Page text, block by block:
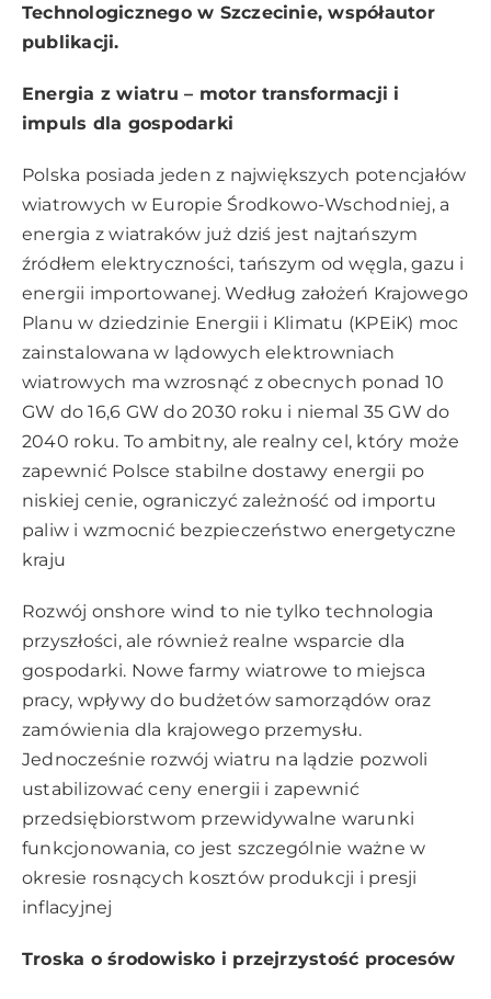
Technologicznego w Szczecinie, współautor
publikacji.
Energia z wiatru – motor transformacji i
impuls dla gospodarki
Polska posiada jeden z największych potencjałów
wiatrowych w Europie Środkowo-Wschodniej, a
energia z wiatraków już dziś jest najtańszym
źródłem elektryczności, tańszym od węgla, gazu i
energii importowanej. Według założeń Krajowego
Planu w dziedzinie Energii i Klimatu (KPEiK) moc
zainstalowana w lądowych elektrowniach
wiatrowych ma wzrosnąć z obecnych ponad 10
GW do 16,6 GW do 2030 roku i niemal 35 GW do
2040 roku. To ambitny, ale realny cel, który może
zapewnić Polsce stabilne dostawy energii po
niskiej cenie, ograniczyć zależność od importu
paliw i wzmocnić bezpieczeństwo energetyczne
kraju
Rozwój onshore wind to nie tylko technologia
przyszłości, ale również realne wsparcie dla
gospodarki. Nowe farmy wiatrowe to miejsca
pracy, wpływy do budżetów samorządów oraz
zamówienia dla krajowego przemysłu.
Jednocześnie rozwój wiatru na lądzie pozwoli
ustabilizować ceny energii i zapewnić
przedsiębiorstwom przewidywalne warunki
funkcjonowania, co jest szczególnie ważne w
okresie rosnących kosztów produkcji i presji
inflacyjnej
Troska o środowisko i przejrzystość procesów